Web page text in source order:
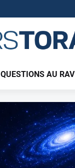
QUESTIONS AU RAV